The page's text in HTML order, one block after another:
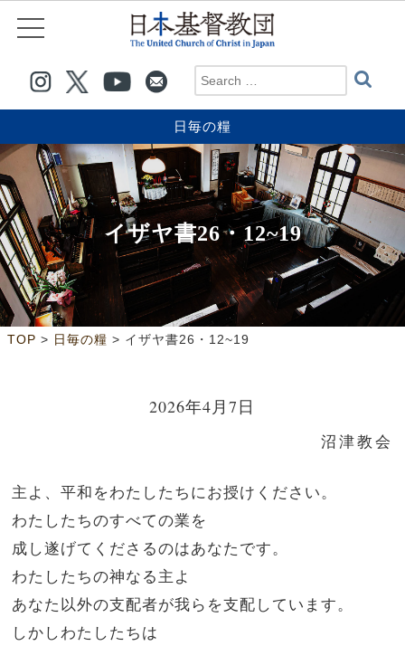
日毎の糧
イザヤ書26・12~19
TOP > 日毎の糧 > イザヤ書26・12~19
2026年4月7日
沼津教会
主よ、平和をわたしたちにお授けください。
わたしたちのすべての業を
成し遂げてくださるのはあなたです。
わたしたちの神なる主よ
あなた以外の支配者が我らを支配しています。
しかしわたしたちは